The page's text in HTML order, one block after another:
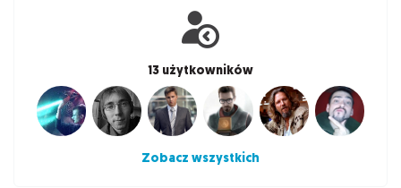
13 użytkowników
Zobacz wszystkich